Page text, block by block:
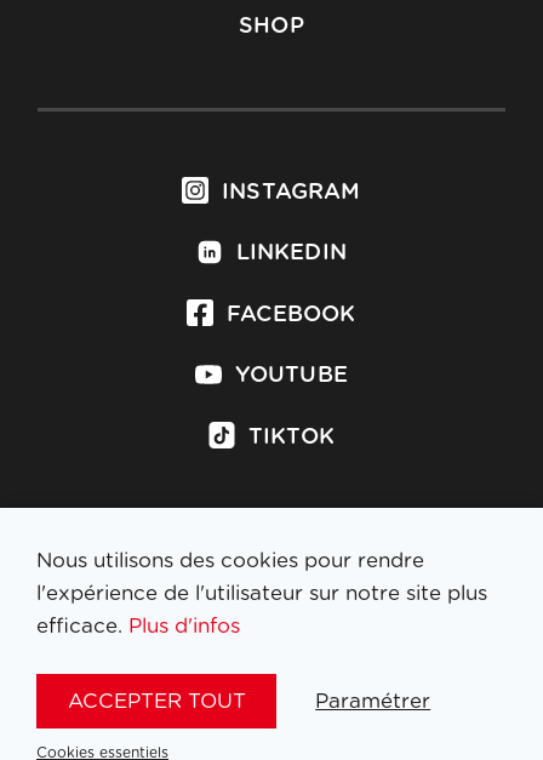
SHOP
INSTAGRAM
LINKEDIN
FACEBOOK
YOUTUBE
TIKTOK
S'inscrire à la newsletter
Nous utilisons des cookies pour rendre
l'expérience de l'utilisateur sur notre site plus
efficace. Plus d'infos
ACCEPTER TOUT Paramétrer
Cookies essentiels